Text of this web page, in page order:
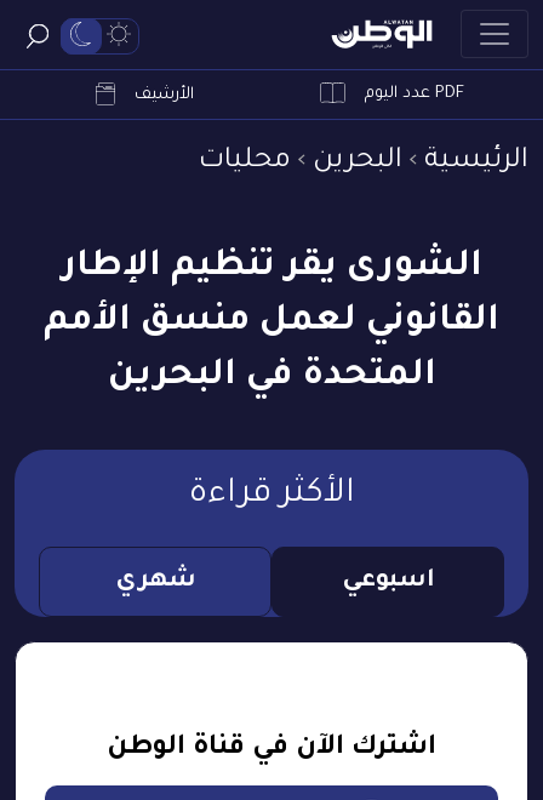
PDF عدد اليوم الأرشيف
الرئيسية البحرين محليات
الشورى يقر تنظيم الإطار
القانوني لعمل منسق الأمم
المتحدة في البحرين
الأكثر قراءة
اسبوعي شهري
اشترك الآن في قناة الوطن